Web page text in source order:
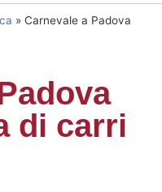
» Carnevale a Padova
di carri